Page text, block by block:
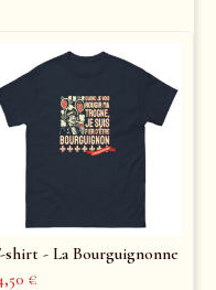
shirt - La Bourguignonne
€